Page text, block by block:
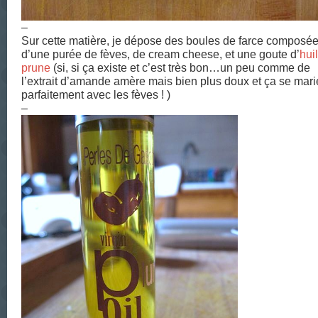
–
Sur cette matière, je dépose des boules de farce composée
d’une purée de fèves, de cream cheese, et une goute d’
prune (si, si ça existe et c’est très bon…un peu comme de
l’extrait d’amande amère mais bien plus doux et ça se
parfaitement avec les fèves ! )
–